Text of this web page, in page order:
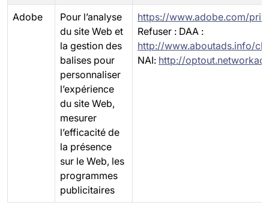
Adobe
Pour l’analyse
du site Web et
la gestion des
balises pour
personnaliser
l’expérience
du site Web,
mesurer
l’efficacité de
la présence
sur le Web, les
programmes
publicitaires
https://www.adobe.com/
Refuser : DAA :
http://www.aboutads.info/
NAI: http://